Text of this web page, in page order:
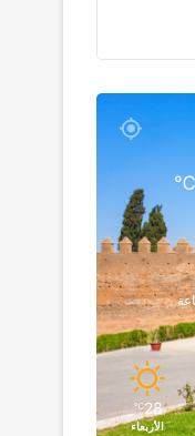
℃
28
℃
الأربعاء